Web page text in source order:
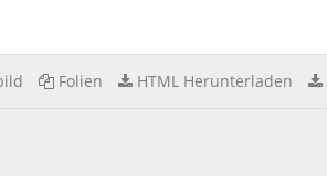
Folien HTML Herunterladen